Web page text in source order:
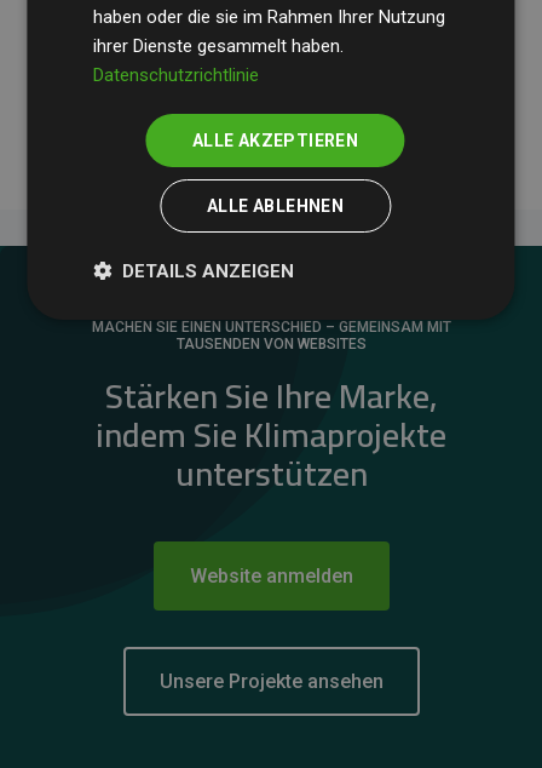
Klimaschutzprojekte im Durchschnitt200 % der
geschätzten CO₂-Emissionender teilnehmenden
Websites kompensieren – ein klarer Nachweis für die
messbare Klimawirkung unseres Ansatzes.
MACHEN SIE EINEN UNTERSCHIED – GEMEINSAM MIT
TAUSENDEN VON WEBSITES
Stärken Sie Ihre Marke,
indem Sie Klimaprojekte
unterstützen
Website anmelden
Unsere Projekte ansehen
haben oder die sie im Rahmen Ihrer Nutzung
ihrer Dienste gesammelt haben.
Datenschutzrichtlinie
ALLE AKZEPTIEREN
ALLE ABLEHNEN
DETAILS ANZEIGEN